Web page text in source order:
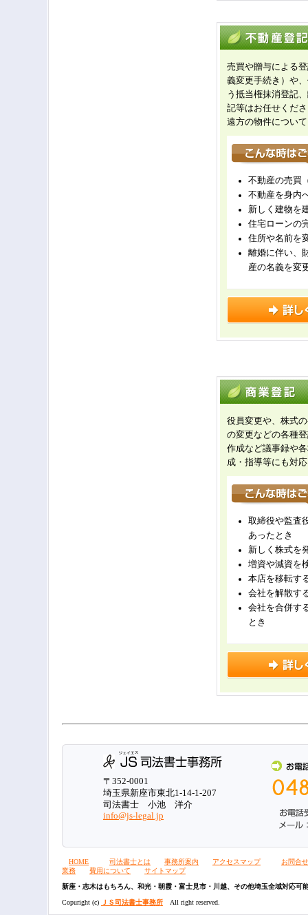
売買や贈与による
義変更手続き）や
う抵当権抹消登記
記等はお任せくだ
遠方の物件につい
不動産の売買
不動産を身内
新しく建物を
住宅ローンの
住所や名前を
離婚に伴い、
産の名義を変
役員変更や、株式
の変更などの各種
作成など議事録や
成・指導等にも対
取締役や監査
あったとき
新しく株式を
増資や減資を
本店を移転す
会社を解散す
会社を合併す
とき
〒352-0001
埼玉県新座市東北1-14-1-207
司法書士 小池 洋介
info@js-legal.jp
HOME 司法書士とは 事務所案内 アクセスマップ
お問合せ
業務
費用について サイトマップ
新座・志木はもちろん、和光・朝霞・富士見市・川越、その他埼玉全域対応可
Copuright (c) ＪＳ司法書士事務所 All right reserved.